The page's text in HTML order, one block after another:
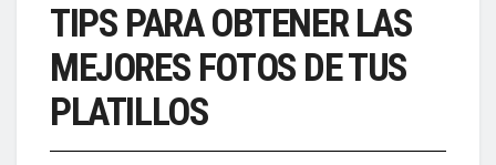
TIPS PARA OBTENER LAS
MEJORES FOTOS DE TUS
PLATILLOS